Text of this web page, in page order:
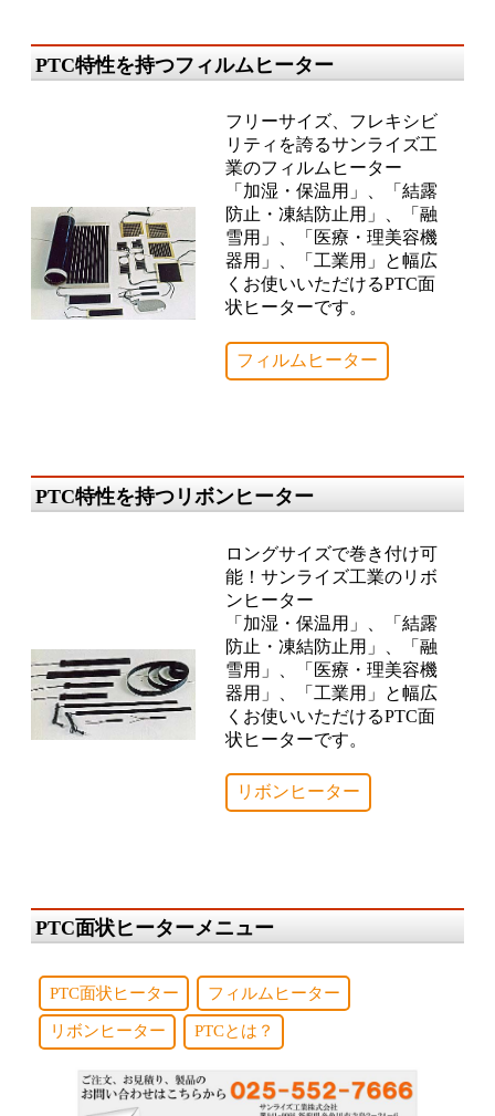
PTC特性を持つフィルムヒーター
フリーサイズ、フレキシビ
リティを誇るサンライズ工
業のフィルムヒーター
「加湿・保温用」、「結露
防止・凍結防止用」、「融
雪用」、「医療・理美容機
器用」、「工業用」と幅広
くお使いいただけるPTC面
状ヒーターです。
フィルムヒーター
PTC特性を持つリボンヒーター
ロングサイズで巻き付け可
能！サンライズ工業のリボ
ンヒーター
「加湿・保温用」、「結露
防止・凍結防止用」、「融
雪用」、「医療・理美容機
器用」、「工業用」と幅広
くお使いいただけるPTC面
状ヒーターです。
リボンヒーター
PTC面状ヒーターメニュー
PTC面状ヒーター フィルムヒーター
リボンヒーター PTCとは？